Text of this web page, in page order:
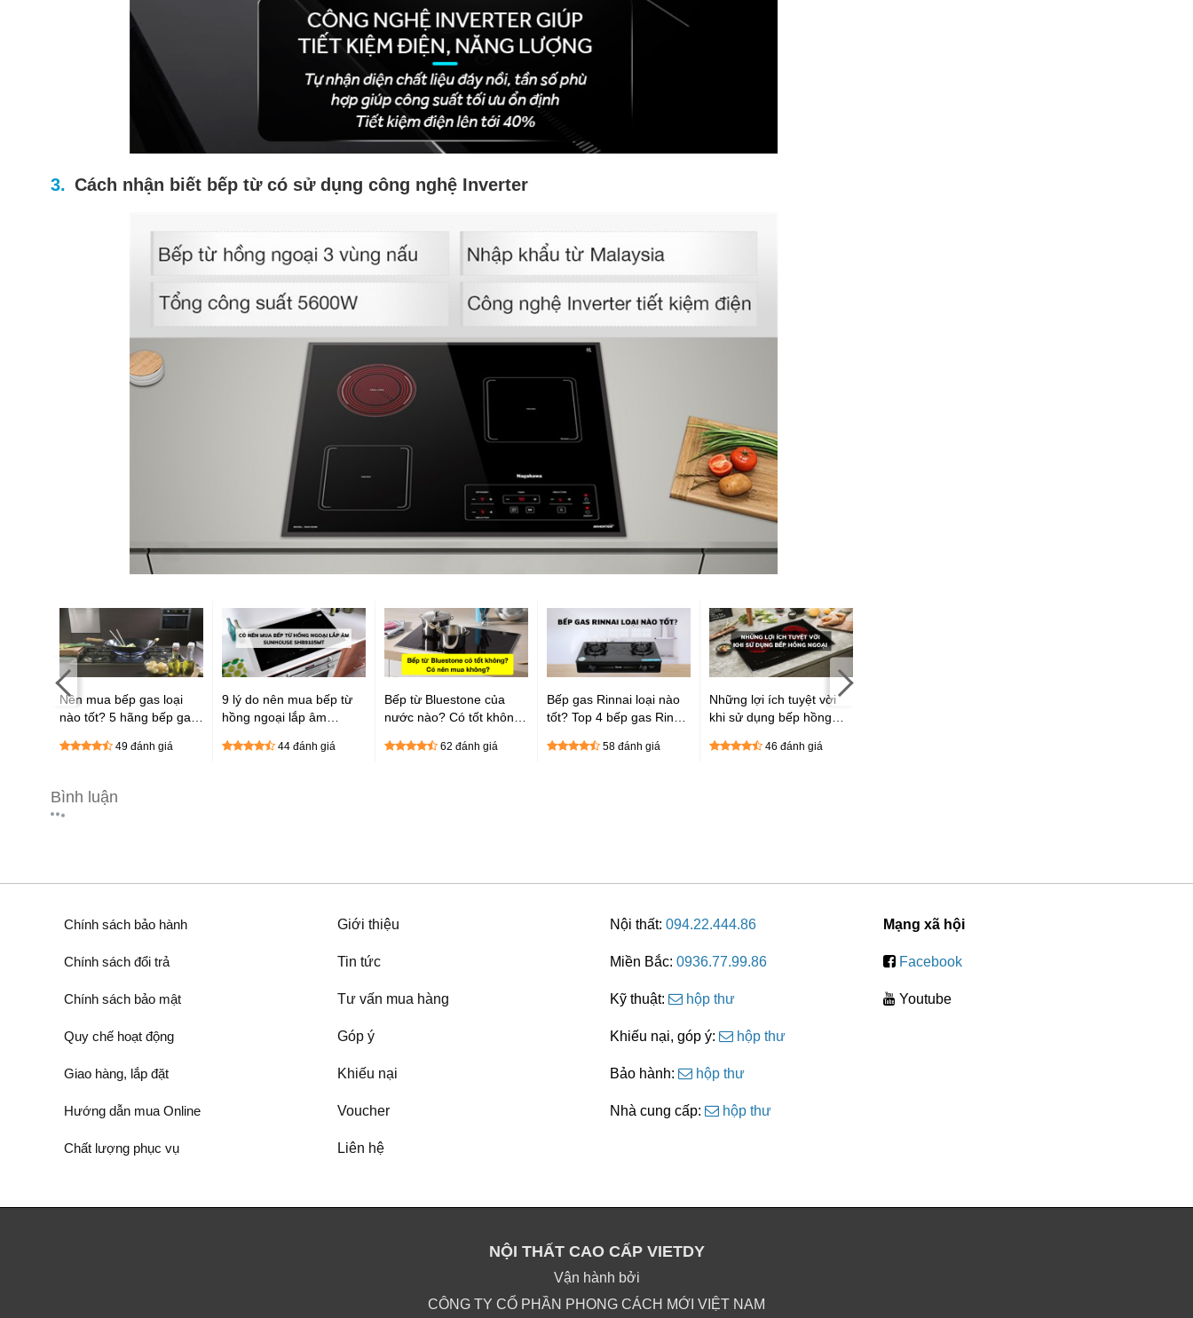
Cách nhận biết bếp từ có sử dụng công nghệ Inverter
Nên mua bếp gas loại
nào tốt? 5 hãng bếp ga
49 đánh giá
9 lý do nên mua bếp từ
hồng ngoại lắp âm
44 đánh giá
Bếp từ Bluestone của
nước nào? Có tốt không?
62 đánh giá
Bếp gas Rinnai loại nào
tốt? Top 4 bếp gas Rinnai
58 đánh giá
Những lợi ích tuyệt vời
khi sử dụng bếp hồng
lỡ
46 đánh giá
Bình luận
Chính sách bảo hành
Chính sách đổi trả
Chính sách bảo mật
Quy chế hoạt động
Giao hàng, lắp đặt
Hướng dẫn mua Online
Chất lượng phục vụ
Giới thiệu
Tin tức
Tư vấn mua hàng
Góp ý
Khiếu nại
Voucher
Liên hệ
Nội thất: 094.22.444.86
Miền Bắc: 0936.77.99.86
Kỹ thuật: hộp thư
Khiếu nại, góp ý: hộp thư
Bảo hành: hộp thư
Nhà cung cấp: hộp thư
Mạng xã hội
Facebook
Youtube
NỘI THẤT CAO CẤP VIETDY
Vận hành bởi
CÔNG TY CỔ PHẦN PHONG CÁCH MỚI VIỆT NAM